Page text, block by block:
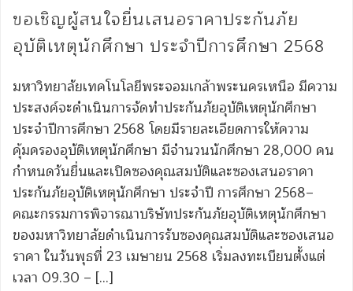
ขอเชิญผู้สนใจยื่นเสนอราคาประกันภัย
อุบัติเหตุนักศึกษา ประจำปีการศึกษา 2568
มหาวิทยาลัยเทคโนโลยีพระจอมเกล้าพระนครเหนือ มีความ
ประสงค์จะดำเนินการจัดทำประกันภัยอุบัติเหตุนักศึกษา
ประจำปีการศึกษา 2568 โดยมีรายละเอียดการให้ความ
คุ้มครองอุบัติเหตุนักศึกษา มีจำนวนนักศึกษา 28,000 คน
กำหนดวันยื่นและเปิดซองคุณสมบัติและซองเสนอราคา
ประกันภัยอุบัติเหตุนักศึกษา ประจำปี การศึกษา 2568–
คณะกรรมการพิจารณาบริษัทประกันภัยอุบัติเหตุนักศึกษา
ของมหาวิทยาลัยดำเนินการรับซองคุณสมบัติและซองเสนอ
ราคา ในวันพุธที่ 23 เมษายน 2568 เริ่มลงทะเบียนตั้งแต่
เวลา 09.30 – […]